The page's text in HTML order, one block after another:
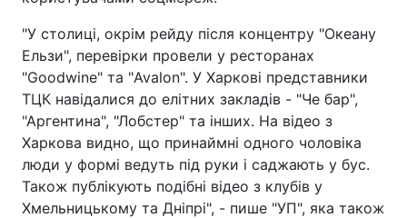
"У столиці, окрім рейду після концентру "Океану
Ельзи", перевірки провели у ресторанах
"Goodwine" та "Avalon". У Харкові представники
ТЦК навідалися до елітних закладів - "Че бар",
"Аргентина", "Лобстер" та інших. На відео з
Харкова видно, що принаймні одного чоловіка
люди у формі ведуть під руки і саджають у бус.
Також публікують подібні відео з клубів у
Хмельницькому та Дніпрі", - пише "УП", яка також